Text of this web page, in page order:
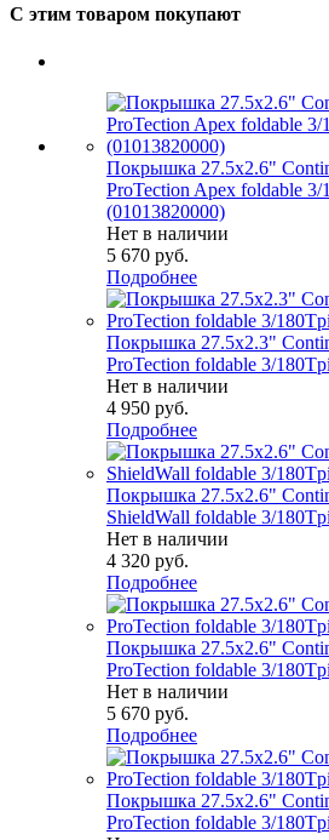
С этим товаром покупают
Покрышка 27.5x2.6"
ProTection Apex foldable 3/
(01013820000)
Нет в наличии
5 670 руб.
Подробнее
Покрышка 27.5x2.3"
ProTection foldable 3/
Нет в наличии
4 950 руб.
Подробнее
Покрышка 27.5x2.6"
ShieldWall foldable 3/
Нет в наличии
4 320 руб.
Подробнее
Покрышка 27.5x2.6"
ProTection foldable 3/
Нет в наличии
5 670 руб.
Подробнее
Покрышка 27.5x2.6"
ProTection foldable 3/